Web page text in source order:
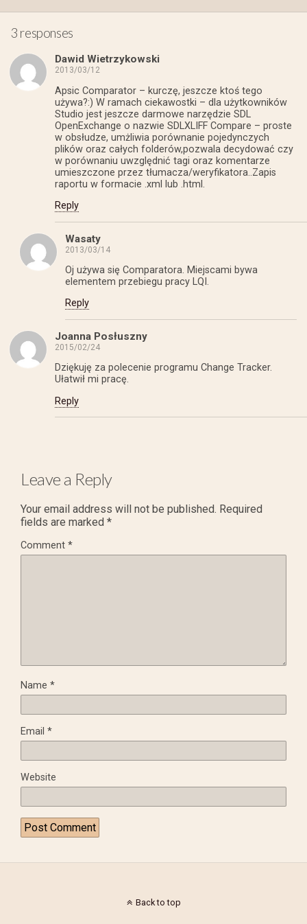
3 responses
Dawid Wietrzykowski
2013/03/12
Apsic Comparator – kurczę, jeszcze ktoś tego
używa?:) W ramach ciekawostki – dla użytkowników
Studio jest jeszcze darmowe narzędzie SDL
OpenExchange o nazwie SDLXLIFF Compare – proste
w obsłudze, umżliwia porównanie pojedynczych
plików oraz całych folderów,pozwala decydować czy
w porównaniu uwzględnić tagi oraz komentarze
umieszczone przez tłumacza/weryfikatora..Zapis
raportu w formacie .xml lub .html.
Reply
Wasaty
2013/03/14
Oj używa się Comparatora. Miejscami bywa
elementem przebiegu pracy LQI.
Reply
Joanna Posłuszny
2015/02/24
Dziękuję za polecenie programu Change Tracker.
Ułatwił mi pracę.
Reply
Leave a Reply
Your email address will not be published. Required
fields are marked *
Comment *
Name *
Email *
Website
Back to top